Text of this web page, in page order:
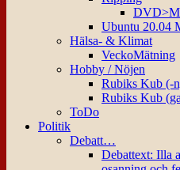
Ubuntu 20.04
Hälsa- & Klimat
VeckoMätning
Hobby / Nöjen
Rubiks Kub (-
Rubiks Kub
ToDo
Politik
Debatt…
Debattext: Illa